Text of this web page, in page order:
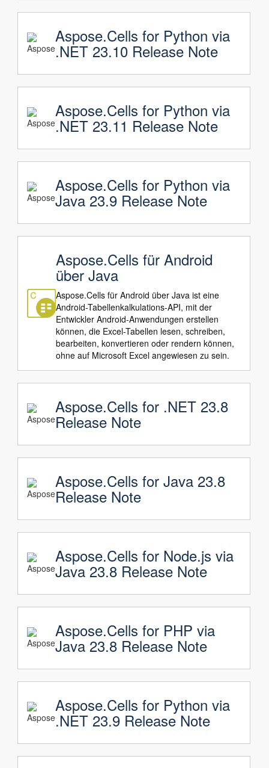
Aspose.Cells for Python via
.NET 23.10 Release Note
Aspose.Cells for Python via
.NET 23.11 Release Note
Aspose.Cells for Python via
Java 23.9 Release Note
Aspose.Cells für Android
über Java
Aspose.Cells für Android über Java ist eine
Android-Tabellenkalkulations-API, mit der
Entwickler Android-Anwendungen erstellen
können, die Excel-Tabellen lesen, schreiben,
bearbeiten, konvertieren oder rendern können,
ohne auf Microsoft Excel angewiesen zu sein.
Aspose.Cells for .NET 23.8
Release Note
Aspose.Cells for Java 23.8
Release Note
Aspose.Cells for Node.js via
Java 23.8 Release Note
Aspose.Cells for PHP via
Java 23.8 Release Note
Aspose.Cells for Python via
.NET 23.9 Release Note